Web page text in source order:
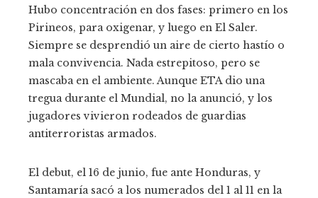
Hubo concentración en dos fases: primero en los
Pirineos, para oxigenar, y luego en El Saler.
Siempre se desprendió un aire de cierto hastío o
mala convivencia. Nada estrepitoso, pero se
mascaba en el ambiente. Aunque ETA dio una
tregua durante el Mundial, no la anunció, y los
jugadores vivieron rodeados de guardias
antiterroristas armados.
El debut, el 16 de junio, fue ante Honduras, y
Santamaría sacó a los numerados del 1 al 11 en la